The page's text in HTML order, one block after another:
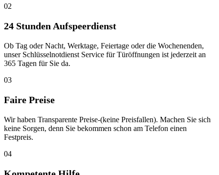
02
24 Stunden Aufspeerdienst
Ob Tag oder Nacht, Werktage, Feiertage oder die Wochenenden,
unser Schlüsselnotdienst Service für Türöffnungen ist jederzeit an
365 Tagen für Sie da.
03
Faire Preise
Wir haben Transparente Preise-(keine Preisfallen). Machen Sie sich
keine Sorgen, denn Sie bekommen schon am Telefon einen
Festpreis.
04